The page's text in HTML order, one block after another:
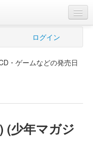
ログイン
・ゲームなどの発売日
(少年マガジ